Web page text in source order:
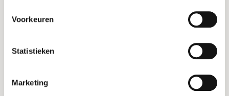
Voorkeuren
Statistieken
Marketing